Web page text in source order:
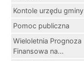
Kontole urzędu gminy
Pomoc publiczna
Wieloletnia Prognoza
Finansowa na...